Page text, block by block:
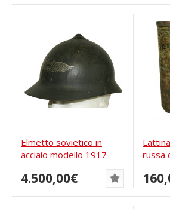
Elmetto sovietico in
acciaio modello 1917
4.500,00€
russa